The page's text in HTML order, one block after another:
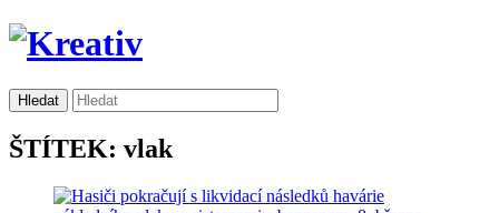
ŠTÍTEK: vlak